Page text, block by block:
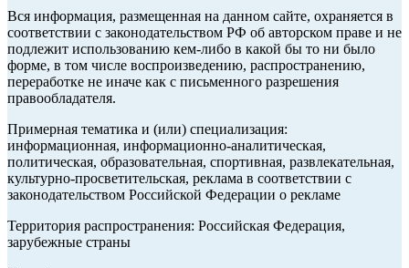
Вся информация, размещенная на данном сайте, охраняется в
соответствии с законодательством РФ об авторском праве и не
подлежит использованию кем-либо в какой бы то ни было
форме, в том числе воспроизведению, распространению,
переработке не иначе как с письменного разрешения
правообладателя.
Примерная тематика и (или) специализация:
информационная, информационно-аналитическая,
политическая, образовательная, спортивная, развлекательная,
культурно-просветительская, реклама в соответствии с
законодательством Российской Федерации о рекламе
Территория распространения: Российская Федерация,
зарубежные страны